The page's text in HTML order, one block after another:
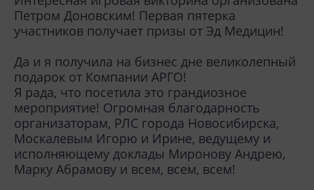
Петром Доновским! Первая пятерка
участников получает призы от Эд Медицин!
Да и я получила на бизнес дне великолепный
подарок от Компании АРГО!
Я рада, что посетила это грандиозное
мероприятие! Огромная благодарность
организаторам, РЛС города Новосибирска,
Москалевым Игорю и Ирине, ведущему и
исполняющему доклады Миронову Андрею,
Марку Абрамову и всем, всем, всем!